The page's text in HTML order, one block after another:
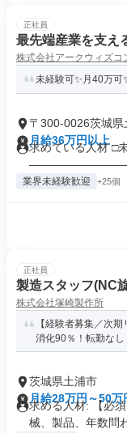
正社員
最先端産業を支え
株式会社アークウィズコ
未経験可✨月40万可
〒300-0026茨城県
月給36万円以上
求めている人材 □
業界未経験歓迎 +25個
正社員
製造スタッフ(NC
株式会社塚崎製作所
【経験者募集／次
消化90％！転勤なし
茨城県土浦市
月給28万円～50万
求める人材: 【必
械、製品、年数問